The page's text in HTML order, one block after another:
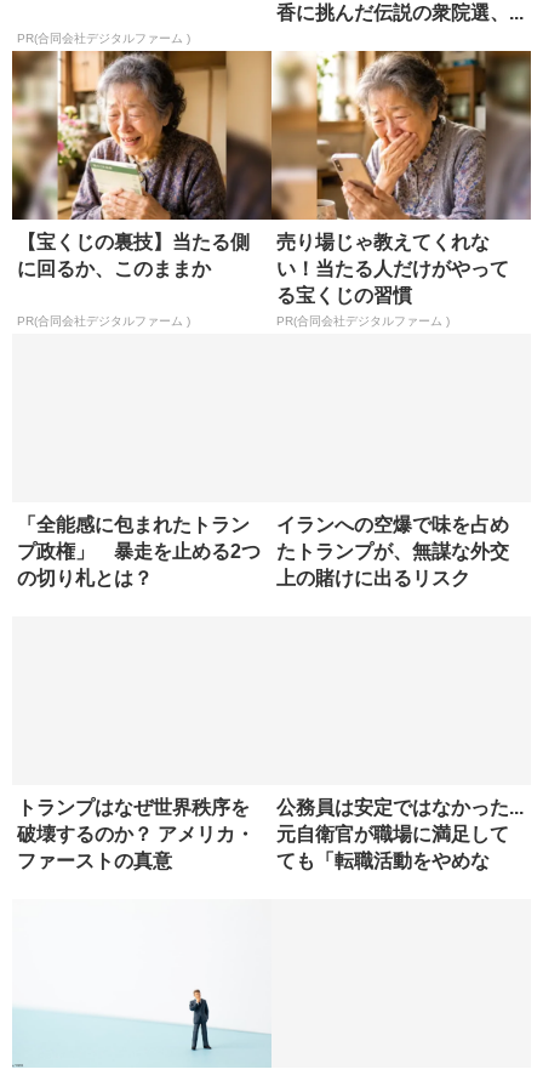
PR(合同会社デジタルファーム )
香に挑んだ伝説の衆院選、...
【宝くじの裏技】当たる側
に回るか、このままか
PR(合同会社デジタルファーム )
売り場じゃ教えてくれな
い！当たる人だけがやって
る宝くじの習慣
PR(合同会社デジタルファーム )
「全能感に包まれたトラン
プ政権」 暴走を止める2つ
の切り札とは？
イランへの空爆で味を占め
たトランプが、無謀な外交
上の賭けに出るリスク
トランプはなぜ世界秩序を
破壊するのか？ アメリカ・
ファーストの真意
公務員は安定ではなかった...
元自衛官が職場に満足して
ても「転職活動をやめな